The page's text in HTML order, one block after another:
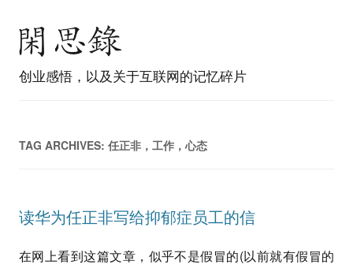
创业感悟，以及关于互联网的记忆碎片
TAG ARCHIVES: 任正非，工作，心态
读华为任正非写给抑郁症员工的信
在网上看到这篇文章，似乎不是假冒的(以前就有假冒的